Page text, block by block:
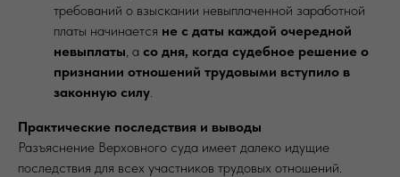
требований о взыскании невыплаченной заработной
платы начинается не с даты каждой очередной
невыплаты, а со дня, когда судебное решение о
признании отношений трудовыми вступило в
законную силу.
Практические последствия и выводы
Разъяснение Верховного суда имеет далеко идущие
последствия для всех участников трудовых отношений.